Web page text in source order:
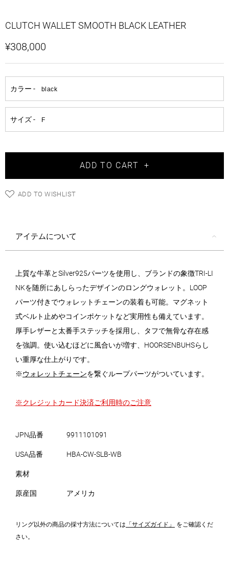
CLUTCH WALLET SMOOTH BLACK LEATHER
¥308,000
ADD TO CART +
ADD TO WISHLIST
アイテムについて
上質な牛革とSilver925パーツを使用し、ブランドの象徴TRI-LI
NKを随所にあしらったデザインのロングウォレット。LOOP
パーツ付きでウォレットチェーンの装着も可能。マグネット
式ベルト止めやコインポケットなど実用性も備えています。
厚手レザーと太番手ステッチを採用し、タフで無骨な存在感
を強調。使い込むほどに風合いが増す、HOORSENBUHSらし
い重厚な仕上がりです。
※ウォレットチェーンを繋ぐループパーツがついています。
※クレジットカード決済ご利用時のご注意
JPN品番 9911101091
USA品番 HBA-CW-SLB-WB
素材
原産国 アメリカ
リング以外の商品の採寸方法については 「サイズガイド」
をご確認くだ
さい。